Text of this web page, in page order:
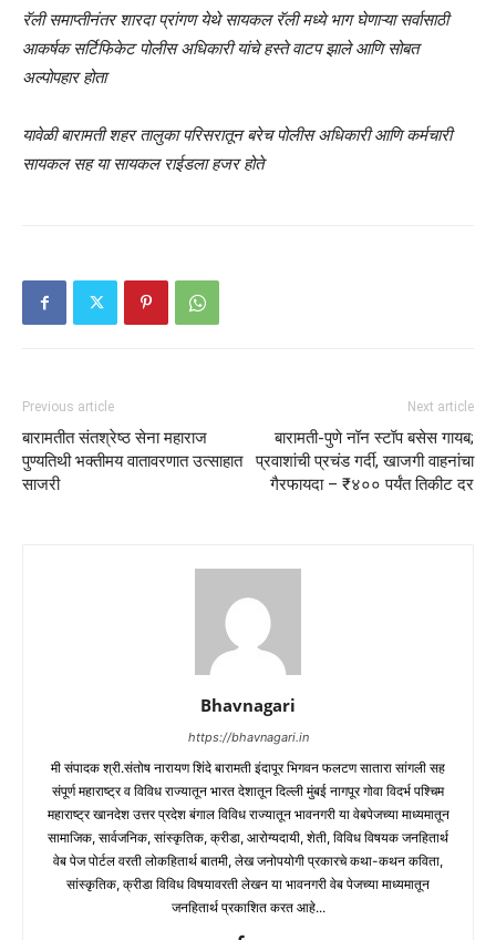
रॅली समाप्तीनंतर शारदा प्रांगण येथे सायकल रॅली मध्ये भाग घेणाऱ्या सर्वासाठी
आकर्षक सर्टिफिकेट पोलीस अधिकारी यांचे हस्ते वाटप झाले आणि सोबत
अल्पोपहार होता
यावेळी बारामती शहर तालुका परिसरातून बरेच पोलीस अधिकारी आणि कर्मचारी
सायकल सह या सायकल राईडला हजर होते
Previous article
बारामतीत संतश्रेष्ठ सेना महाराज
पुण्यतिथी भक्तीमय वातावरणात उत्साहात
साजरी
Next article
बारामती-पुणे नॉन स्टॉप बसेस गायब;
प्रवाशांची प्रचंड गर्दी, खाजगी वाहनांचा
गैरफायदा – ₹४०० पर्यंत तिकीट दर
Bhavnagari
https://bhavnagari.in
मी संपादक श्री.संतोष नारायण शिंदे बारामती इंदापूर भिगवन फलटण सातारा सांगली सह
संपूर्ण महाराष्ट्र व विविध राज्यातून भारत देशातून दिल्ली मुंबई नागपूर गोवा विदर्भ पश्चिम
महाराष्ट्र खानदेश उत्तर प्रदेश बंगाल विविध राज्यातून भावनगरी या वेबपेजच्या माध्यमातून
सामाजिक, सार्वजनिक, सांस्कृतिक, क्रीडा, आरोग्यदायी, शेती, विविध विषयक जनहितार्थ
वेब पेज पोर्टल वरती लोकहितार्थ बातमी, लेख जनोपयोगी प्रकारचे कथा-कथन कविता,
सांस्कृतिक, क्रीडा विविध विषयावरती लेखन या भावनगरी वेब पेजच्या माध्यमातून
जनहितार्थ प्रकाशित करत आहे...